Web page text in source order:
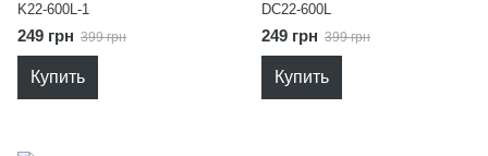
K22-600L-1
249 грн 399 грн
Купить
DC22-600L
249 грн 399 грн
Купить